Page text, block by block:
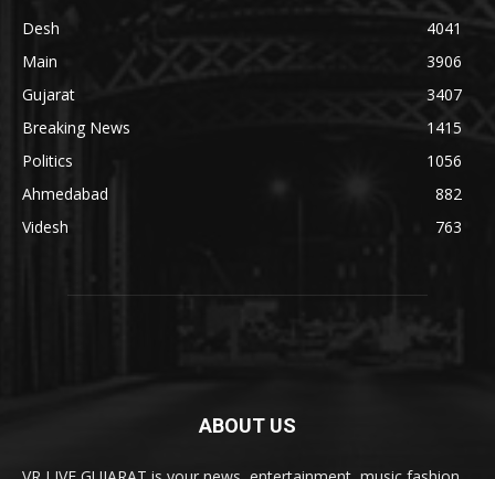
Desh
4041
Main
3906
Gujarat
3407
Breaking News
1415
Politics
1056
Ahmedabad
882
Videsh
763
ABOUT US